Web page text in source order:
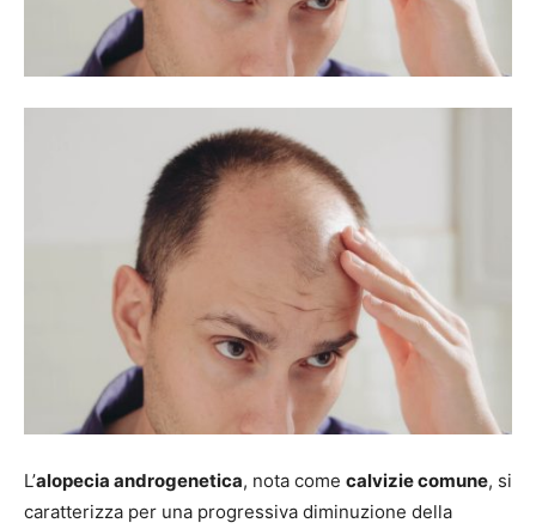
L’alopecia androgenetica, nota come calvizie comune, si
caratterizza per una progressiva diminuzione della